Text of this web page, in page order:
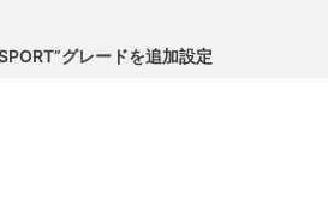
グレードを追加設定